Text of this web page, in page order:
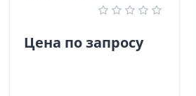
Цена по запросу